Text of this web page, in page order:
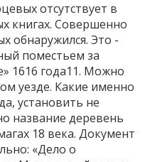
отсутствует в
книгах. Совершенно
обнаружился. Это -
поместьем за
1616 года11. Можно
уезде. Какие именно
установить не
название деревень
18 века. Документ
«Дело о